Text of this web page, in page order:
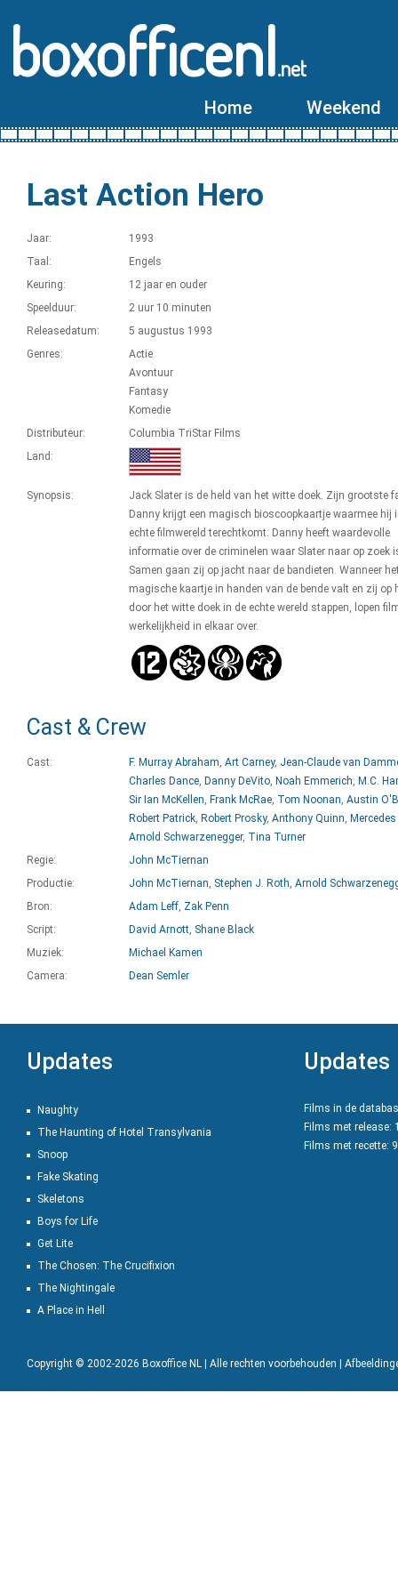
boxofficenl.net
Home Weekend
Last Action Hero
Jaar:
1993
Taal:
Engels
Keuring:
12 jaar en ouder
Speelduur:
2 uur 10 minuten
Releasedatum:
5 augustus 1993
Genres:
Actie
Avontuur
Fantasy
Komedie
Distributeur:
Columbia TriStar Films
Land:
Synopsis:
Jack Slater is de held van het witte doek. Zijn grootste
Danny krijgt een magisch bioscoopkaartje waarmee hij
echte filmwereld terechtkomt. Danny heeft waardevolle
informatie over de criminelen waar Slater naar op zoek
Samen gaan zij op jacht naar de bandieten. Wanneer
magische kaartje in handen van de bende valt en zij op
door het witte doek in de echte wereld stappen, lopen
werkelijkheid in elkaar over.
Cast & Crew
Cast: F. Murray Abraham, Art Carney, Jean-Claude van
Charles Dance, Danny DeVito, Noah Emmerich, M.C.
Sir Ian McKellen, Frank McRae, Tom Noonan, Austin
Robert Patrick, Robert Prosky, Anthony Quinn,
Arnold Schwarzenegger, Tina Turner
Regie:
John McTiernan
Productie:
John McTiernan, Stephen J. Roth, Arnold
Bron:
Adam Leff, Zak Penn
Script:
David Arnott, Shane Black
Muziek:
Michael Kamen
Camera:
Dean Semler
Updates
Naughty
The Haunting of Hotel Transylvania
Snoop
Fake Skating
Skeletons
Boys for Life
Get Lite
The Chosen: The Crucifixion
The Nightingale
A Place in Hell
Updates
Films in de
Films met release:
Films met recette:
Copyright © 2002-2026 Boxoffice NL | Alle rechten voorbehouden |